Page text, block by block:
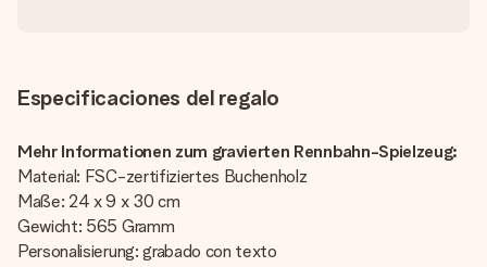
Especificaciones del regalo
Mehr Informationen zum gravierten Rennbahn-Spielzeug:
Material: FSC-zertifiziertes Buchenholz
Maße: 24 x 9 x 30 cm
Gewicht: 565 Gramm
Personalisierung: grabado con texto